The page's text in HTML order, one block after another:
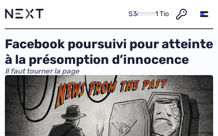
S3 1 Tio
Facebook poursuivi pour atteinte
à la présomption d’innocence
Il faut tourner la page